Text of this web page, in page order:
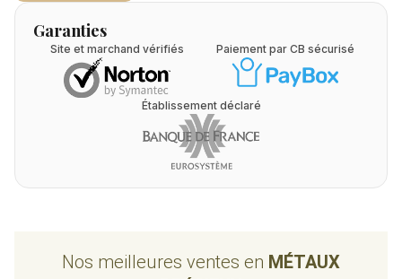
Garanties
Site et marchand vérifiés Paiement par CB sécurisé
Établissement déclaré
Nos meilleures ventes en MÉTAUX